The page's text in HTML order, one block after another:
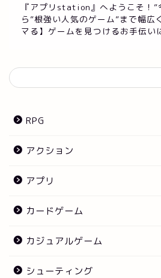
『アプリstation』へようこそ！”
ら”根強い人気のゲーム”まで幅広
マる】ゲームを見つけるお手伝い
RPG
アクション
アプリ
カードゲーム
カジュアルゲーム
シューティング